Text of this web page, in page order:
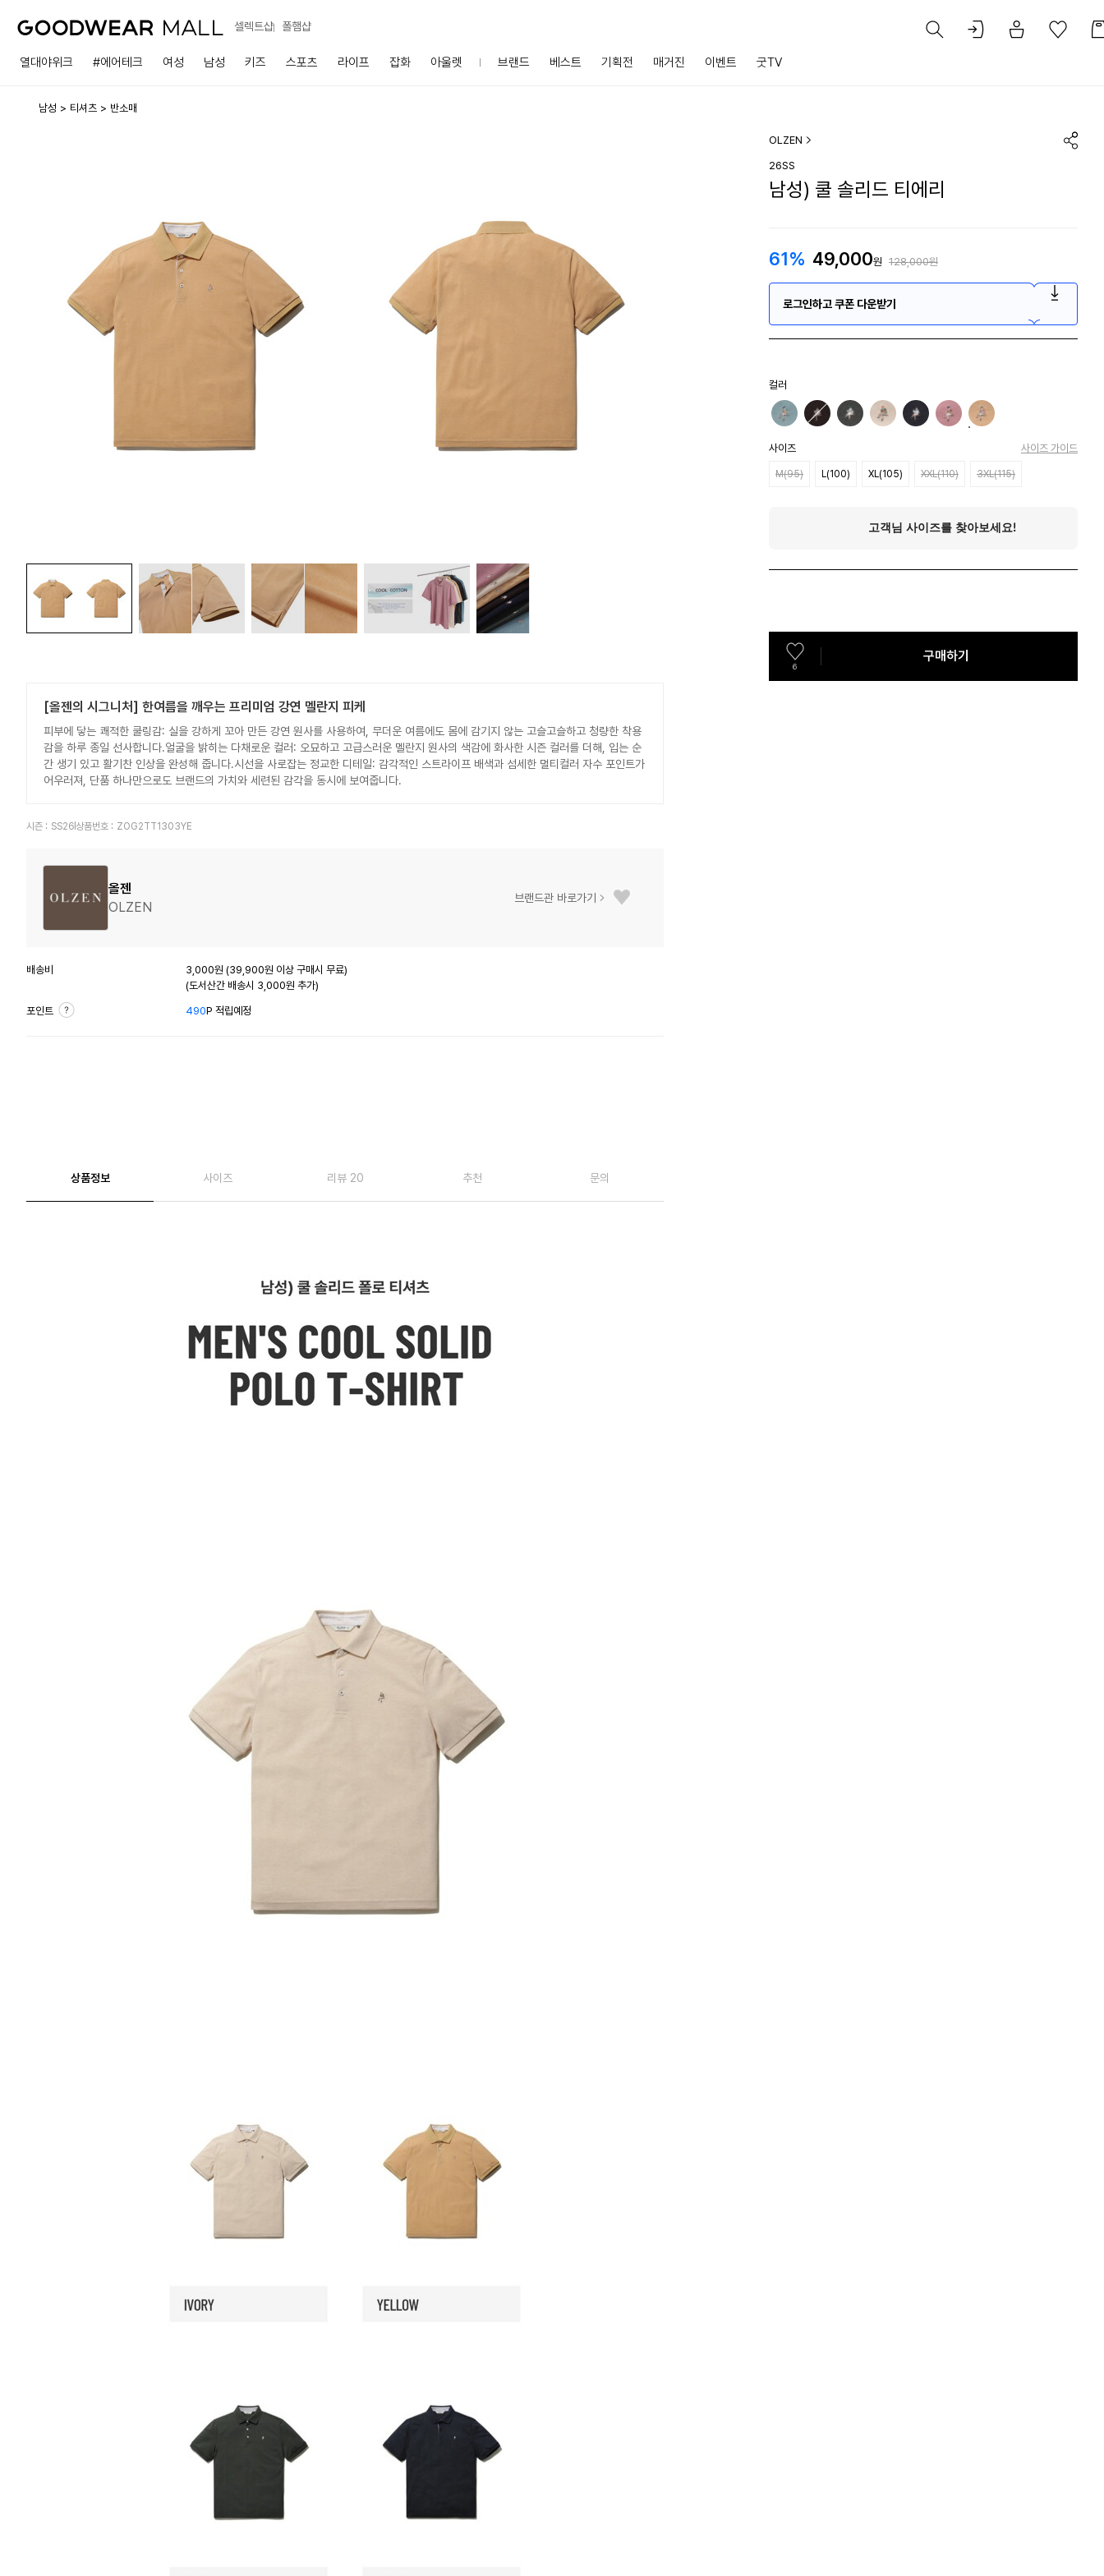
셀렉트샵 폴햄샵
열대야위크 #에어테크 여성 남성 키즈 스포츠 라이프 잡화 아울렛 브랜드 베스트 기획전 매거진 이벤트 굿TV
남성 티셔츠 반소매
[올젠의 시그니처] 한여름을 깨우는 프리미엄 강연 멜란지 피케
피부에 닿는 쾌적한 쿨링감: 실을 강하게 꼬아 만든 강연 원사를 사용하여, 무더운 여름에도 몸에 감기지 않는 고슬고슬하고 청량한 착용
감을 하루 종일 선사합니다.얼굴을 밝히는 다채로운 컬러: 오묘하고 고급스러운 멜란지 원사의 색감에 화사한 시즌 컬러를 더해, 입는 순
간 생기 있고 활기찬 인상을 완성해 줍니다.시선을 사로잡는 정교한 디테일: 감각적인 스트라이프 배색과 섬세한 멀티컬러 자수 포인트가
어우러져, 단품 하나만으로도 브랜드의 가치와 세련된 감각을 동시에 보여줍니다.
시즌 : SS26 상품번호 : ZOG2TT1303YE
올젠
OLZEN
브랜드관 바로가기
배송비
3,000원 (39,900원 이상 구매시 무료)
(도서산간 배송시 3,000원 추가)
포인트 490P 적립예정
상품정보 사이즈 리뷰 20 추천 문의
OLZEN
26SS
남성) 쿨 솔리드 티에리
61% 49,000원 128,000원
로그인하고 쿠폰 다운받기
컬러
사이즈 사이즈 가이드
M(95) L(100) XL(105) XXL(110) 3XL(115)
6
구매하기